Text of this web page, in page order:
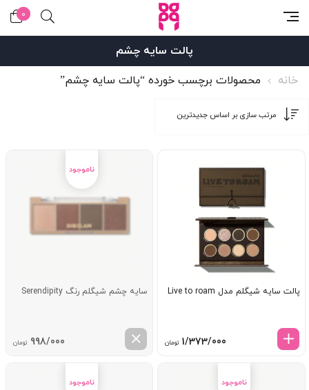
0
پالت سایه چشم
خانه
محصولات برچسب خورده “پالت سایه چشم”
پالت سایه شیگلم مدل Live to roam
1/373/000 تومان
سایه چشم شیگلم رنگ Serendipity
998/000 تومان